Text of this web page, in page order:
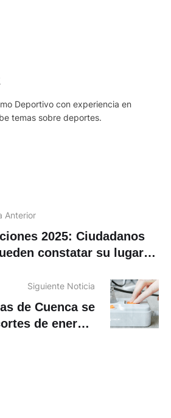
Deportivo con experiencia en
temas sobre deportes.
Anterior
2025: Ciudadanos
constatar su lugar
Siguiente Noticia
de Cuenca se
de energía